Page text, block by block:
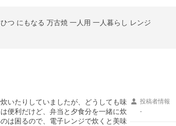
つ にもなる 万古焼 一人用 一人暮らし レンジ
いたりしていましたが、どうしても味
便利だけど、弁当と夕食分を一緒に炊
は困るので、電子レンジで炊くと美味
投稿者情報
-